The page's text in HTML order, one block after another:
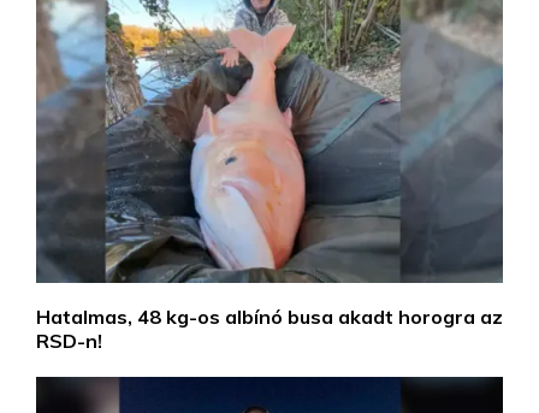
Hatalmas, 48 kg-os albínó busa akadt horogra az
RSD-n!